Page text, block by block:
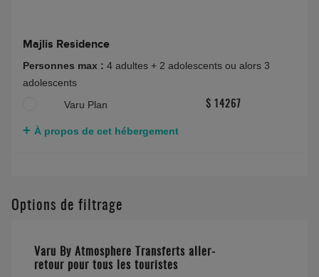
Majlis Residence
Personnes max : 4 adultes + 2 adolescents ou alors 3
adolescents
Varu Plan
$ 14267
À propos de cet hébergement
Options de filtrage
Varu By Atmosphere Transferts aller-
retour pour tous les touristes